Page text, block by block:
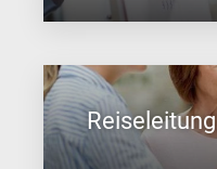
Reiseleitung